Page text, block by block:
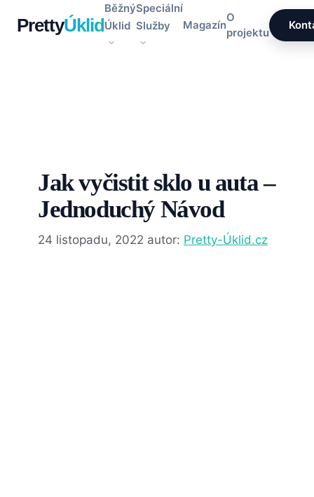
PrettyÚklid
Běžný
Úklid
Speciální
Služby
Magazín
O
projektu
Jak vyčistit sklo u auta –
Jednoduchý Návod
24 listopadu, 2022 autor: Pretty-Úklid.cz